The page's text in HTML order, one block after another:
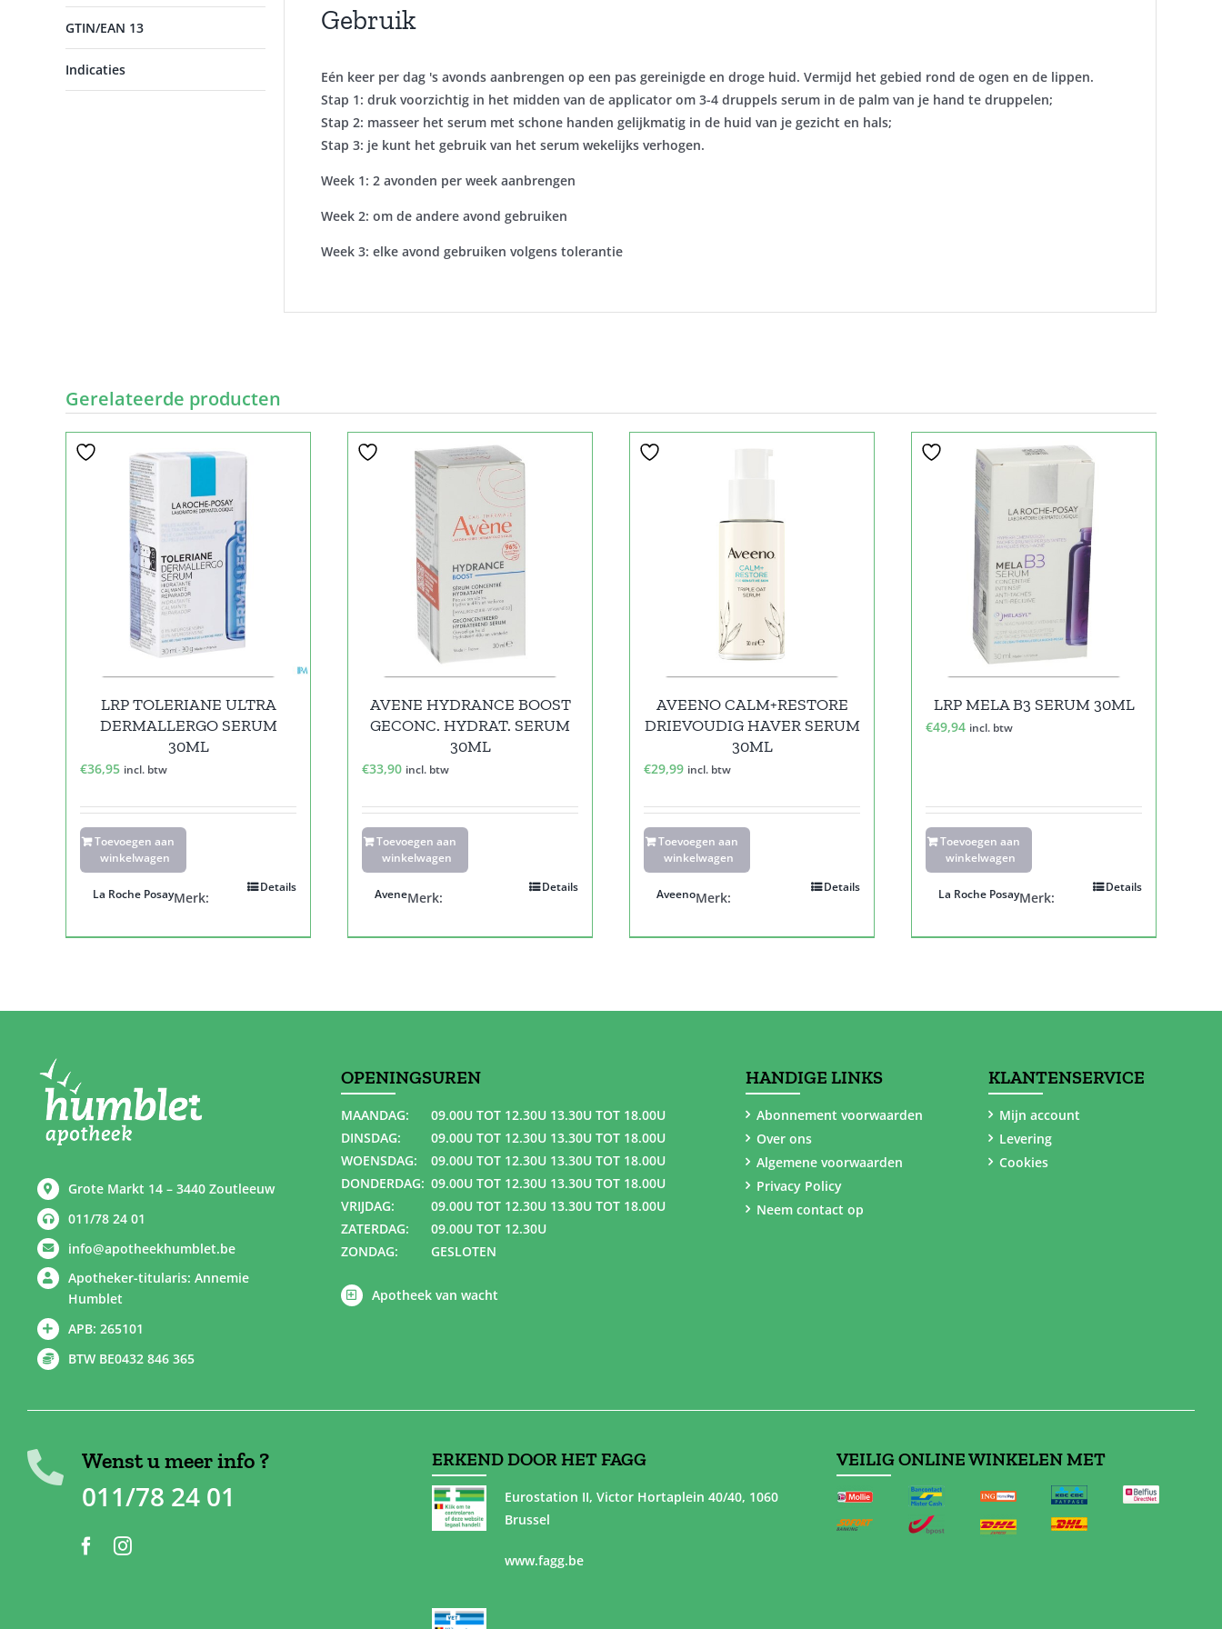
GTIN/EAN 13
Indicaties
Gebruik
Eén keer per dag 's avonds aanbrengen op een pas gereinigde en droge huid. Vermijd het gebied rond de ogen en de lippen.​
Stap 1: druk voorzichtig in het midden van de applicator om 3-4 druppels serum in de palm van je hand te druppelen;​
Stap 2: masseer het serum met schone handen gelijkmatig in de huid van je gezicht en hals; ​
Stap 3: je kunt het gebruik van het serum wekelijks verhogen.​
Week 1: 2 avonden per week aanbrengen
Week 2: om de andere avond gebruiken
Week 3: elke avond gebruiken volgens tolerantie
Gerelateerde producten
LRP TOLERIANE ULTRA
DERMALLERGO SERUM
30ML
€36,95 incl. btw
Toevoegen aan
winkelwagen
Details
Merk:
La Roche Posay
AVENE HYDRANCE BOOST
GECONC. HYDRAT. SERUM
30ML
€33,90 incl. btw
Toevoegen aan
winkelwagen
Details
Merk:
Avene
AVEENO CALM+RESTORE
DRIEVOUDIG HAVER SERUM
30ML
€29,99 incl. btw
Toevoegen aan
winkelwagen
Details
Merk:
Aveeno
LRP MELA B3 SERUM 30ML
€49,94 incl. btw
Toevoegen aan
winkelwagen
Details
Merk:
La Roche Posay
Grote Markt 14 – 3440 Zoutleeuw
011/78 24 01
info@apotheekhumblet.be
Apotheker-titularis: Annemie
Humblet
APB: 265101
BTW BE0432 846 365
OPENINGSUREN
MAANDAG:
09.00U TOT 12.30U 13.30U TOT 18.00U
DINSDAG:
09.00U TOT 12.30U 13.30U TOT 18.00U
WOENSDAG:
09.00U TOT 12.30U 13.30U TOT 18.00U
DONDERDAG: 09.00U TOT 12.30U 13.30U TOT 18.00U
VRIJDAG:
09.00U TOT 12.30U 13.30U TOT 18.00U
ZATERDAG:
09.00U TOT 12.30U
ZONDAG:
GESLOTEN
Apotheek van wacht
HANDIGE LINKS
Abonnement voorwaarden
Over ons
Algemene voorwaarden
Privacy Policy
Neem contact op
KLANTENSERVICE
Mijn account
Levering
Cookies
Wenst u meer info ?
011/78 24 01
ERKEND DOOR HET FAGG
Eurostation II, Victor Hortaplein 40/40, 1060
Brussel
www.fagg.be
VEILIG ONLINE WINKELEN MET